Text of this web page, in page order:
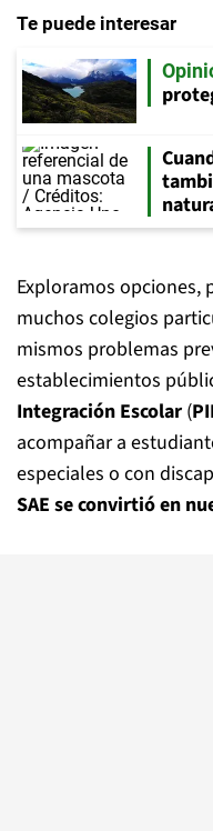
Te puede interesar
Exploramos
muchos colegios
mismos problemas
establecimientos
Integración Escolar (
acompañar a
especiales o con
SAE se convirtió en